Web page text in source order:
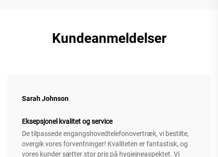
Kundeanmeldelser
Sarah Johnson
Eksepsjonel kvalitet og service
De tilpassede engangshovedtelefonovertræk, vi bestilte,
overgik vores forventninger! Kvaliteten er fantastisk, og
vores kunder sætter stor pris på hygiejneaspektet. Vi